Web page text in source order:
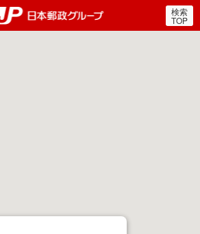
郵便局・日本郵政グルー
検索
TOP